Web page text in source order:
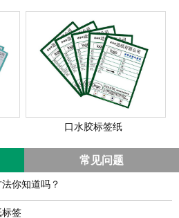
口水胶标签纸
常见问题
你知道吗？
标签